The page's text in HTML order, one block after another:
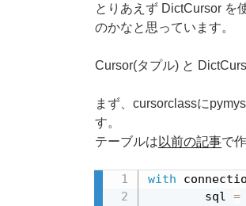
とりあえず DictCursor を
のかなと思っています。
Cursor(タプル) と
まず、cursorclassに
す。
テーブルは 以前の記事で
with
        sql
=